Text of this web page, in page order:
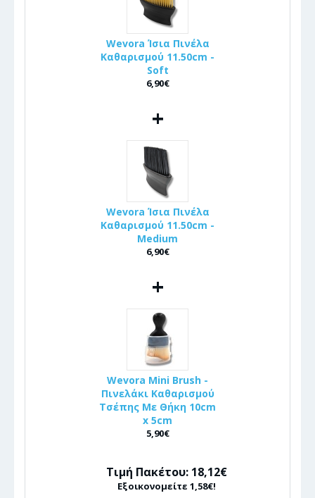
Wevora Ίσια Πινέλα
Καθαρισμού 11.50cm -
Soft
6,90€
+
Wevora Ίσια Πινέλα
Καθαρισμού 11.50cm -
Medium
6,90€
+
Wevora Mini Brush -
Πινελάκι Καθαρισμού
Τσέπης Με Θήκη 10cm
x 5cm
5,90€
Τιμή Πακέτου: 18,12€
Εξοικονομείτε 1,58€!